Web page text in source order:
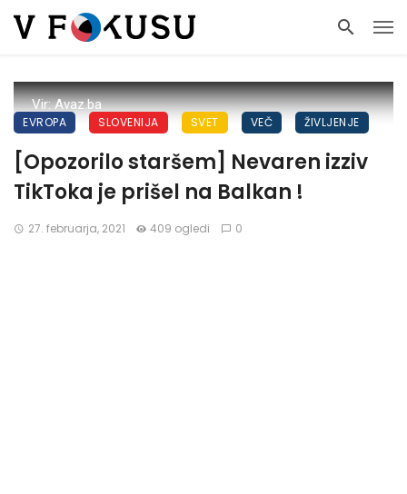
Vir: Avaz.ba
EVROPA SLOVENIJA SVET VEČ ŽIVLJENJE
[Opozorilo staršem] Nevaren izziv
TikToka je prišel na Balkan !
27. februarja, 2021 409 ogledi 0